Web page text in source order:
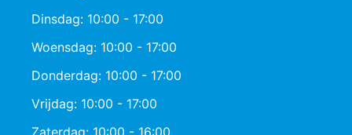
Dinsdag: 10:00 - 17:00
Woensdag: 10:00 - 17:00
Donderdag: 10:00 - 17:00
Vrijdag: 10:00 - 17:00